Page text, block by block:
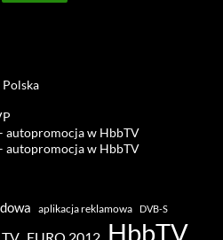
autopromocja w HbbTV
autopromocja w HbbTV
aplikacja reklamowa DVB-S
HbbTV